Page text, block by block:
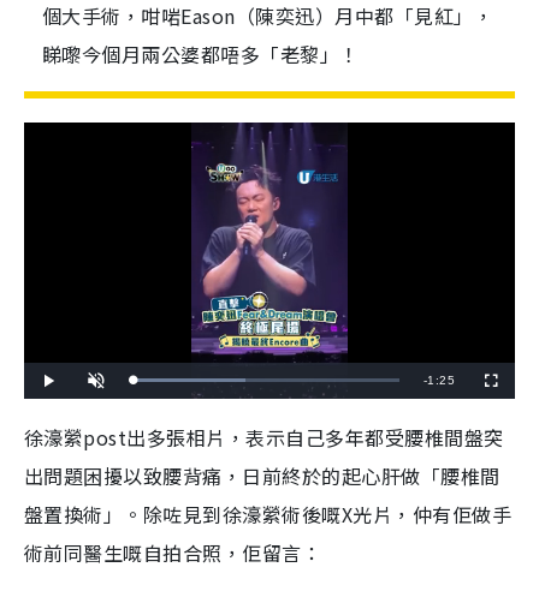
個大手術，咁啱Eason（陳奕迅）月中都「見紅」，
睇嚟今個月兩公婆都唔多「老黎」！
l
n
t
e
L
o
e
d
4
2
3
5
R
m
i
-1:25
u
s
c
e
e
徐濠縈post出多張相片，表示自己多年都受腰椎間盤突
出問題困擾以致腰背痛，日前終於的起心肝做「腰椎間
盤置換術」。除咗見到徐濠縈術後嘅X光片，仲有佢做手
術前同醫生嘅自拍合照，佢留言：